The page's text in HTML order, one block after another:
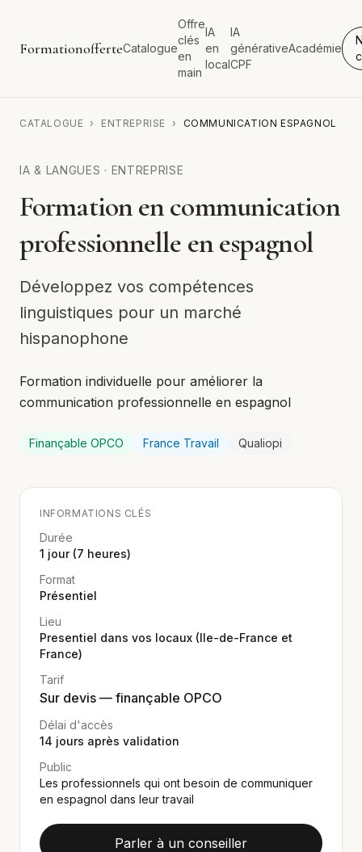
FormationofferteCatalogue
Offre
clés
en
main
IA
en
local
IA
générative
CPF
Académie
CATALOGUE › ENTREPRISE › COMMUNICATION ESPAGNOL
IA & LANGUES · ENTREPRISE
Formation en communication
professionnelle en espagnol
Développez vos compétences
linguistiques pour un marché
hispanophone
Formation individuelle pour améliorer la
communication professionnelle en espagnol
Finançable OPCO France Travail Qualiopi
INFORMATIONS CLÉS
Durée
1 jour (7 heures)
Format
Présentiel
Lieu
Presentiel dans vos locaux (Ile-de-France et
France)
Tarif
Sur devis — finançable OPCO
Délai d'accès
14 jours après validation
Public
Les professionnels qui ont besoin de communiquer
en espagnol dans leur travail
Parler à un conseiller